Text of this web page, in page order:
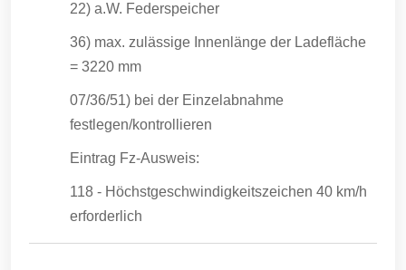
22) a.W. Federspeicher
36) max. zulässige Innenlänge der Ladefläche
= 3220 mm
07/36/51) bei der Einzelabnahme
festlegen/kontrollieren
Eintrag Fz-Ausweis:
118 - Höchstgeschwindigkeitszeichen 40 km/h
erforderlich